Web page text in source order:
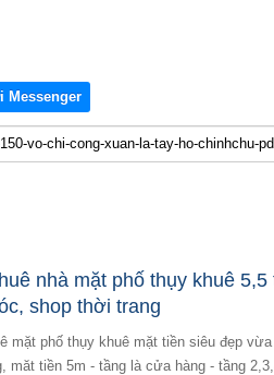
Messenger
nhà mặt phố thụy khuê
shop thời trang
măt tiền 5m - tầng là cửa hàng - tầng